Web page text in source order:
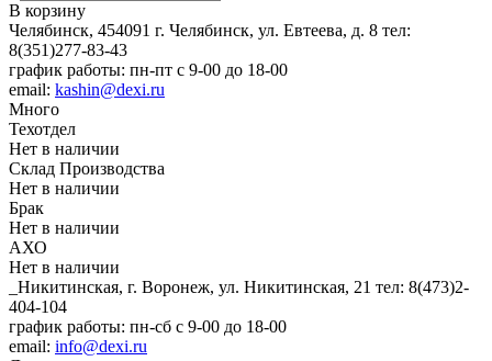
В корзину
Челябинск, 454091 г. Челябинск, ул. Евтеева, д. 8 тел:
8(351)277-83-43
график работы: пн-пт с 9-00 до 18-00
email: kashin@dexi.ru
Много
Техотдел
Нет в наличии
Склад Производства
Нет в наличии
Брак
Нет в наличии
АХО
Нет в наличии
_Никитинская, г. Воронеж, ул. Никитинская, 21 тел: 8(473)2-
404-104
график работы: пн-сб с 9-00 до 18-00
email: info@dexi.ru